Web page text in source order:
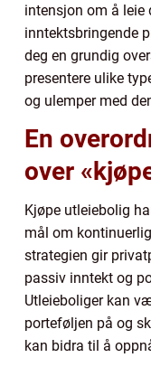
intensjon om å leie
inntektsbringende
deg en grundig
presentere ulike
og ulemper med
En
over
Kjøpe utleiebolig
mål om
strategien gir
passiv inntekt og
Utleieboliger kan
porteføljen på og
kan bidra til å